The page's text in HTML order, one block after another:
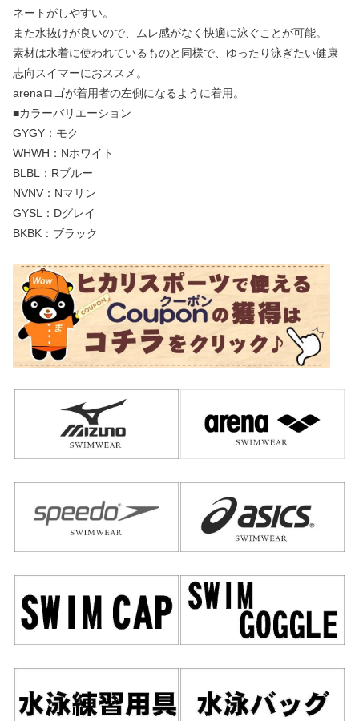
ネートがしやすい。
また水抜けが良いので、ムレ感がなく快適に泳ぐことが可能。
素材は水着に使われているものと同様で、ゆったり泳ぎたい健康
志向スイマーにおススメ。
arenaロゴが着用者の左側になるように着用。
■カラーバリエーション
GYGY：モク
WHWH：Nホワイト
BLBL：Rブルー
NVNV：Nマリン
GYSL：Dグレイ
BKBK：ブラック